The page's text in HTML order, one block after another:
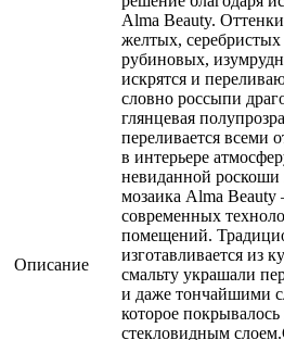
Описание
Alma Beauty.
желтых,
рубиновых,
искрятся и
словно россыпи
глянцевая
переливается всеми
в интерьере
невиданной роскоши
мозаика Alma Beauty
современных
помещений.
изготавливается из
смальту украшали
и даже тончайшими
которое
стекловидным